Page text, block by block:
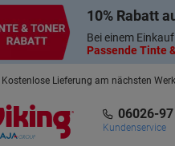
10% Rabatt
Bei einem
Passende Tinte
Kostenlose Lieferung am nächsten
06026-
Kundenservice